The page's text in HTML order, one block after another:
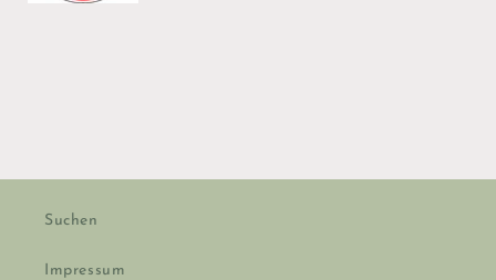
Suchen
Impressum